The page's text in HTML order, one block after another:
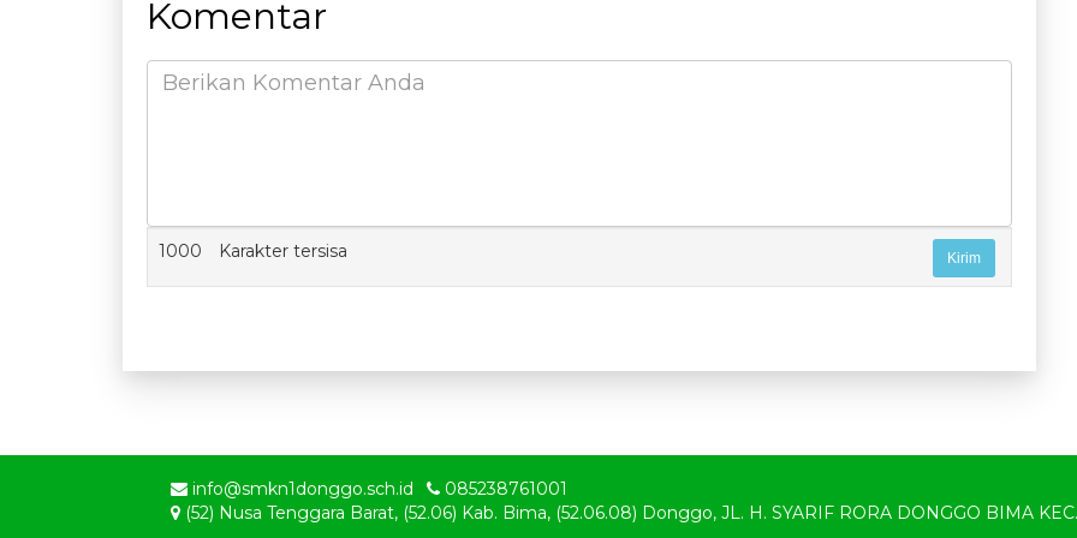
Komentar
1000 Karakter tersisa
info@smkn1donggo.sch.id
085238761001
(52) Nusa Tenggara Barat, (52.06) Kab. Bima, (52.06.08) Donggo, JL. H. SYARIF RORA DONGGO BIMA